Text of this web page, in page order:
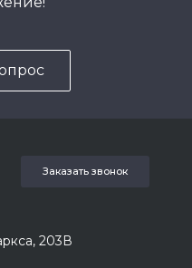
Заказать звонок
203В